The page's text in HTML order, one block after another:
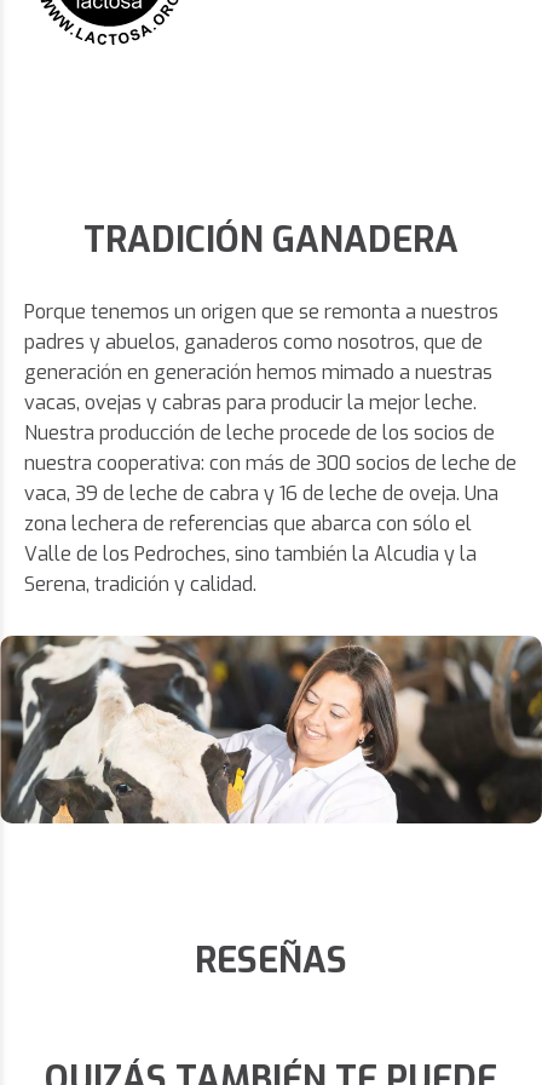
TRADICIÓN GANADERA
Porque tenemos un origen que se remonta a nuestros
padres y abuelos, ganaderos como nosotros, que de
generación en generación hemos mimado a nuestras
vacas, ovejas y cabras para producir la mejor leche.
Nuestra producción de leche procede de los socios de
nuestra cooperativa: con más de 300 socios de leche de
vaca, 39 de leche de cabra y 16 de leche de oveja. Una
zona lechera de referencias que abarca con sólo el
Valle de los Pedroches, sino también la Alcudia y la
Serena, tradición y calidad.
RESEÑAS